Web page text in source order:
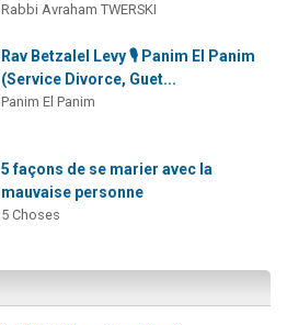
Rabbi Avraham TWERSKI
Rav Betzalel Levy 🎙️ Panim El Panim
(Service Divorce, Guet...
Panim El Panim
5 façons de se marier avec la
mauvaise personne
5 Choses